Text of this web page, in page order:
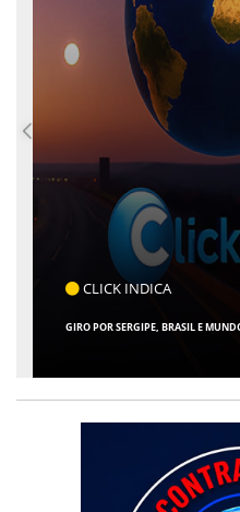
CLICK INDICA
GIRO POR SERGIPE, BRASIL E